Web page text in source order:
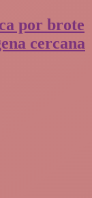
por brote
cercana